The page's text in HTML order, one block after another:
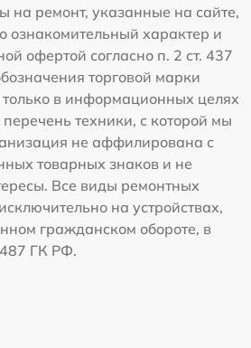
на ремонт, указанные на сайте,
ознакомительный характер и
офертой согласно п. 2 ст. 437
торговой марки
в информационных целях
техники, с которой мы
не аффилирована с
товарных знаков и не
Все виды ремонтных
на устройствах,
гражданском обороте, в
ГК РФ.